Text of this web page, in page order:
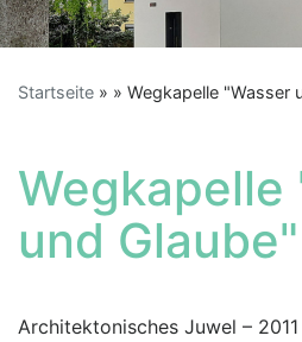
Startseite Wegkapelle "Wasser
Wegkapelle
und Glaube"
Architektonisches Juwel –